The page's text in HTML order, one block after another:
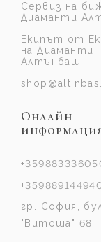
Сервиз на
Диаманти
Екипът от
на Диаманти
Алтънбаш
Онлайн
гр. София,
"Витоша" 68